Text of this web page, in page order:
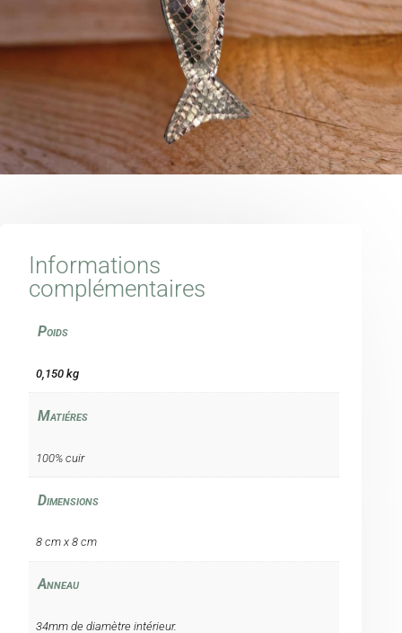
Informations
complémentaires
Poids
0,150 kg
Matiéres
100% cuir
Dimensions
8 cm x 8 cm
Anneau
34mm de diamètre intérieur.